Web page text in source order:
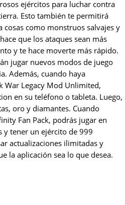
ejércitos para luchar contra
Esto también te permitirá
cosas como monstruos salvajes y
que los ataques sean más
y te hace moverte más rápido.
jugar nuevos modos de juego
Además, cuando haya
War Legacy Mod Unlimited,
en su teléfono o tableta. Luego,
oro y diamantes. Cuando
Fan Pack, podrás jugar en
y tener un ejército de 999
actualizaciones ilimitadas y
la aplicación sea lo que desea.